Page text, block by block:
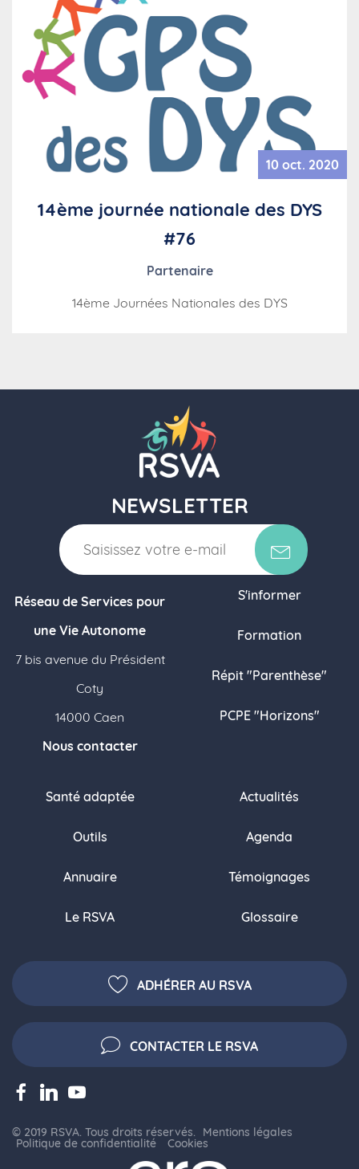
10 oct. 2020
14ème journée nationale des DYS
#76
Partenaire
14ème Journées Nationales des DYS
NEWSLETTER
Réseau de Services pour
une Vie Autonome
7 bis avenue du Président
Coty
14000 Caen
Nous contacter
S'informer
Formation
Répit "Parenthèse"
PCPE "Horizons"
Santé adaptée
Outils
Annuaire
Le RSVA
Actualités
Agenda
Témoignages
Glossaire
ADHÉRER AU RSVA
CONTACTER LE RSVA
© 2019 RSVA. Tous droits réservés. Mentions légales
Politique de confidentialité Cookies